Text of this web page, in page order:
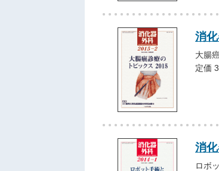
消
大腸
定価
消
ロボ